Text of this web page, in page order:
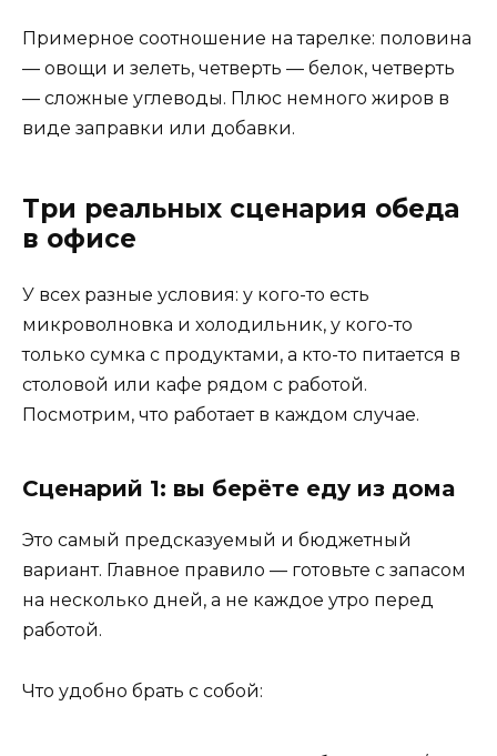
Примерное соотношение на тарелке: половина
— овощи и зелеть, четверть — белок, четверть
— сложные углеводы. Плюс немного жиров в
виде заправки или добавки.
Три реальных сценария обеда
в офисе
У всех разные условия: у кого-то есть
микроволновка и холодильник, у кого-то
только сумка с продуктами, а кто-то питается в
столовой или кафе рядом с работой.
Посмотрим, что работает в каждом случае.
Сценарий 1: вы берёте еду из дома
Это самый предсказуемый и бюджетный
вариант. Главное правило — готовьте с запасом
на несколько дней, а не каждое утро перед
работой.
Что удобно брать с собой: